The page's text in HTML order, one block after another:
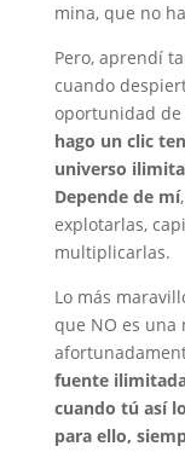
mina, que no
Pero, aprendí
cuando
oportunidad de
hago un clic
universo
Depende de mí
explotarlas,
multiplicarlas.
Lo más
que NO es una
fuente
cuando tú así
para ello,